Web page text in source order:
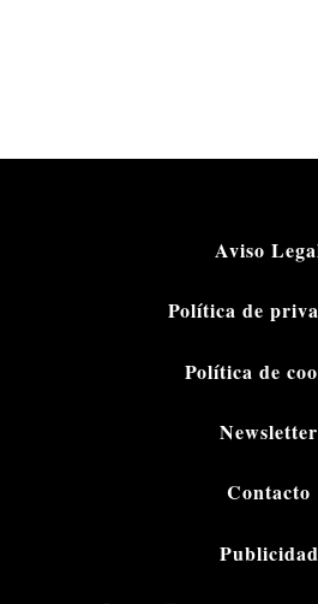
Aviso
Política de
Política de
Newsletter
Contacto
Publicidad